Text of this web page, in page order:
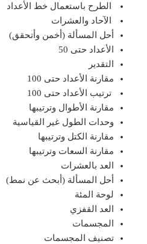
الطرح باستعمال خط الأعداد
الآحاد والعشرات
أحل المسألة (أخمن وأتحقق)
الأعداد حتى 50
التقدير
مقارنة الأعداد حتى 100
ترتيب الأعداد حتى 100
مقارنة الأطوال وترتيبها
وحدات الطول غير القياسية
مقارنة الكتل وترتيبها
مقارنة السعات وترتيبها
العد بالعشرات
أحل المسألة (أبحث عن نمط)
لوحة المئة
العد القفزي
المجسمات
تصنيف المجسمات